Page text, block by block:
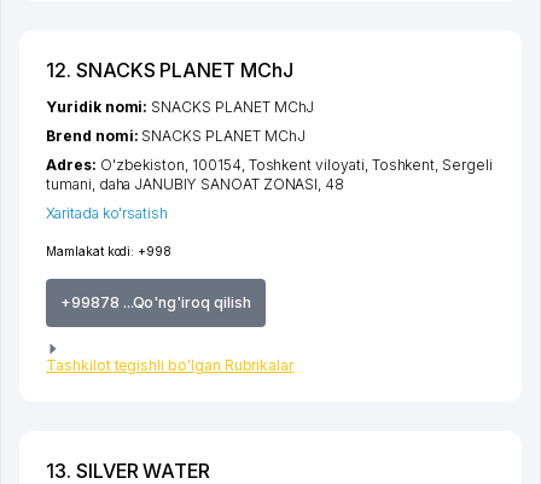
12. SNACKS PLANET MChJ
Mamlakat kodi: +998
+99878 ...Qo'ng'iroq qilish
Tashkilot tegishli bo'lgan Rubrikalar
Yuridik nomi: SNACKS PLANET MChJ
Brend nomi: SNACKS PLANET MChJ
Adres: O'zbekiston, 100154, Toshkent viloyati Toshkent Sergeli
tumani daha JANUBIY SANOAT ZONASI , 48
Xaritada ko'rsatish
13. SILVER WATER